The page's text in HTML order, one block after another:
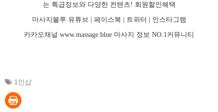
는 특급정보와 다양한 컨텐츠! 회원할인혜택
마사지블루 유튜브 | 페이스북 | 트위터 | 인스타그램
카카오채널 www.massage.blue 마사지 정보 NO.1커뮤니티
1인샵